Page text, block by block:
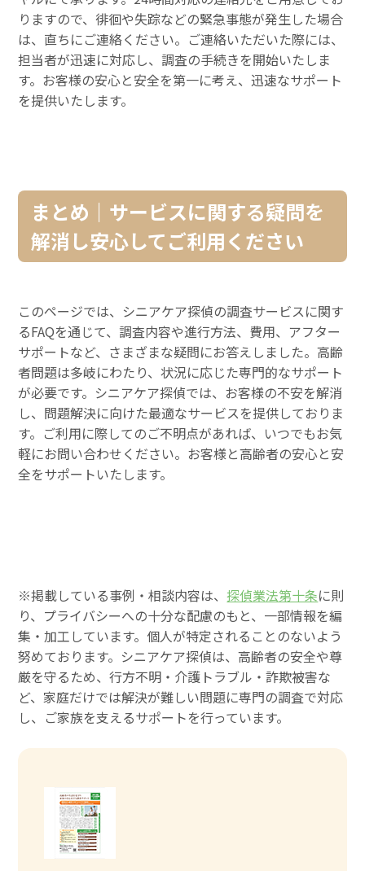
りますので、徘徊や失踪などの緊急事態が発生した場合
は、直ちにご連絡ください。ご連絡いただいた際には、
担当者が迅速に対応し、調査の手続きを開始いたしま
す。お客様の安心と安全を第一に考え、迅速なサポート
を提供いたします。
まとめ｜サービスに関する疑問を
解消し安心してご利用ください
このページでは、シニアケア探偵の調査サービスに関す
るFAQを通じて、調査内容や進行方法、費用、アフター
サポートなど、さまざまな疑問にお答えしました。高齢
者問題は多岐にわたり、状況に応じた専門的なサポート
が必要です。シニアケア探偵では、お客様の不安を解消
し、問題解決に向けた最適なサービスを提供しておりま
す。ご利用に際してのご不明点があれば、いつでもお気
軽にお問い合わせください。お客様と高齢者の安心と安
全をサポートいたします。
※掲載している事例・相談内容は、探偵業法第十条に則
り、プライバシーへの十分な配慮のもと、一部情報を編
集・加工しています。個人が特定されることのないよう
努めております。シニアケア探偵は、高齢者の安全や尊
厳を守るため、行方不明・介護トラブル・詐欺被害な
ど、家庭だけでは解決が難しい問題に専門の調査で対応
し、ご家族を支えるサポートを行っています。